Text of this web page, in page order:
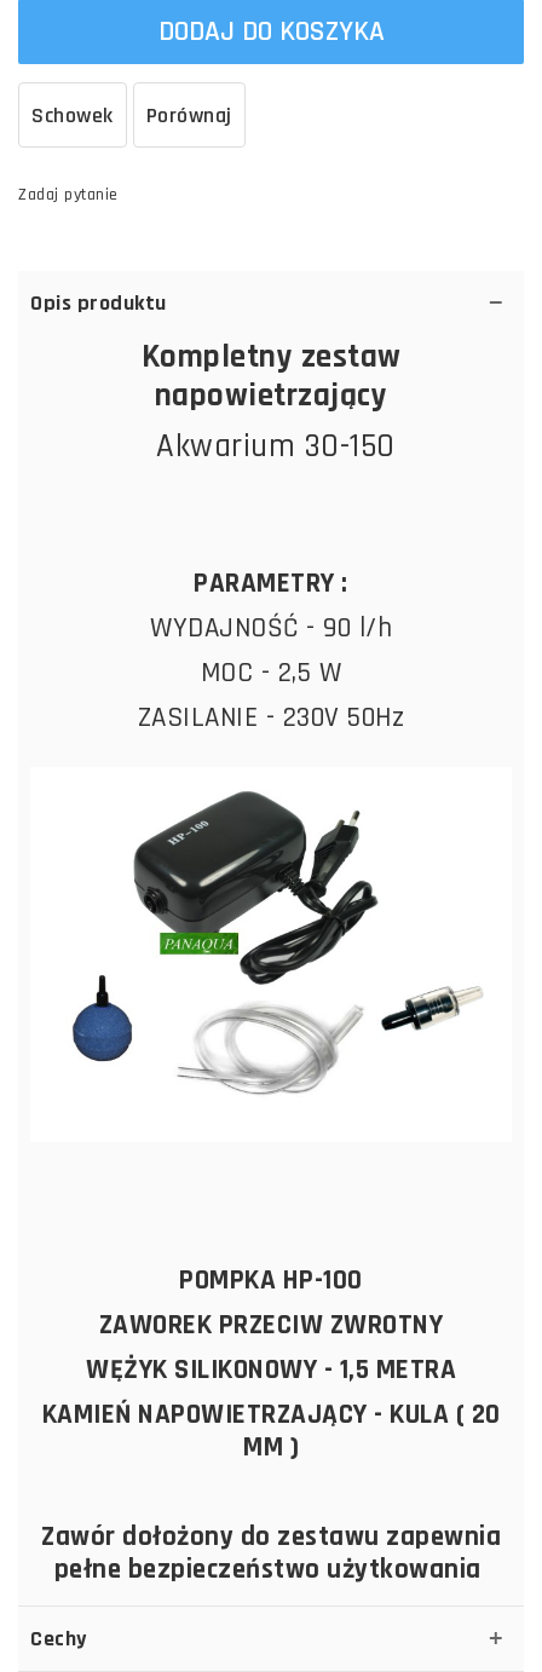
DODAJ DO KOSZYKA
Schowek Porównaj
Zadaj pytanie
Opis produktu
Kompletny zestaw
napowietrzający
Akwarium 30-150
PARAMETRY :
WYDAJNOŚĆ - 90 l/h
MOC - 2,5 W
ZASILANIE - 230V 50Hz
POMPKA HP-100
ZAWOREK PRZECIW ZWROTNY
WĘŻYK SILIKONOWY - 1,5 METRA
KAMIEŃ NAPOWIETRZAJĄCY - KULA ( 20
MM )
Zawór dołożony do zestawu zapewnia
pełne bezpieczeństwo użytkowania
Cechy